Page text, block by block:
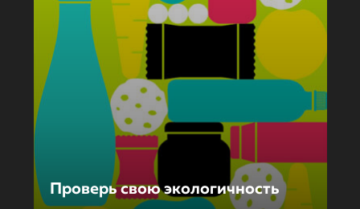
Проверь свою экологичность